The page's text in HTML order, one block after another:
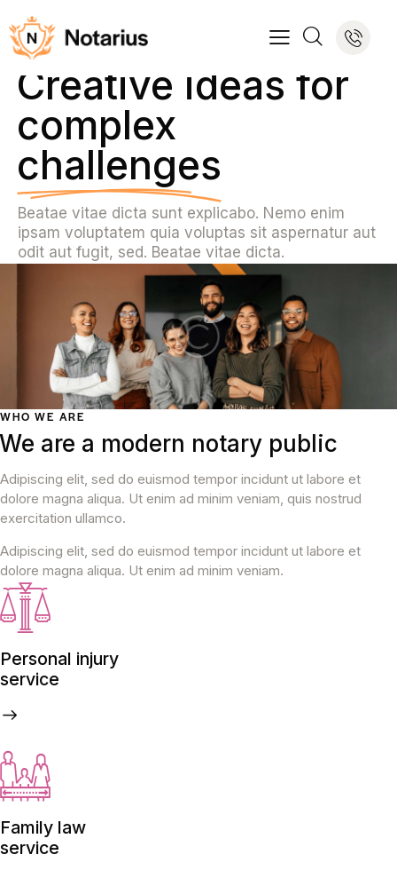
Creative ideas for
complex
challenges
Beatae vitae dicta sunt explicabo. Nemo enim
ipsam voluptatem quia voluptas sit aspernatur aut
odit aut fugit, sed. Beatae vitae dicta.
WHO WE ARE
We are a modern notary public
Adipiscing elit, sed do euismod tempor incidunt ut labore et
dolore magna aliqua. Ut enim ad minim veniam, quis nostrud
exercitation ullamco.
Adipiscing elit, sed do euismod tempor incidunt ut labore et
dolore magna aliqua. Ut enim ad minim veniam.
Personal injury
service
Family law
service